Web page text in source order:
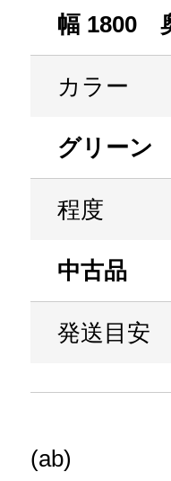
幅 1800
カラー
グリーン
程度
中古品
発送目安
(ab)